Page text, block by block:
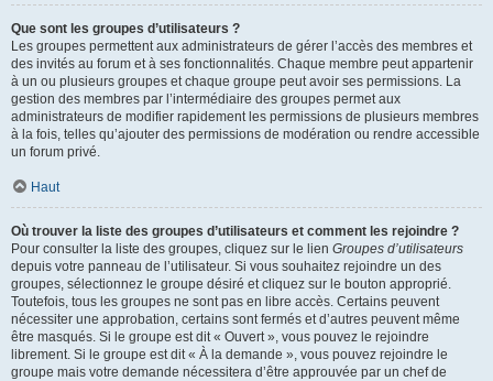
Que sont les groupes d’utilisateurs ?
Les groupes permettent aux administrateurs de gérer l’accès des membres et
des invités au forum et à ses fonctionnalités. Chaque membre peut appartenir
à un ou plusieurs groupes et chaque groupe peut avoir ses permissions. La
gestion des membres par l’intermédiaire des groupes permet aux
administrateurs de modifier rapidement les permissions de plusieurs membres
à la fois, telles qu’ajouter des permissions de modération ou rendre accessible
un forum privé.
Haut
Où trouver la liste des groupes d’utilisateurs et comment les rejoindre ?
Pour consulter la liste des groupes, cliquez sur le lien Groupes d’utilisateurs
depuis votre panneau de l’utilisateur. Si vous souhaitez rejoindre un des
groupes, sélectionnez le groupe désiré et cliquez sur le bouton approprié.
Toutefois, tous les groupes ne sont pas en libre accès. Certains peuvent
nécessiter une approbation, certains sont fermés et d’autres peuvent même
être masqués. Si le groupe est dit « Ouvert », vous pouvez le rejoindre
librement. Si le groupe est dit « À la demande », vous pouvez rejoindre le
groupe mais votre demande nécessitera d’être approuvée par un chef de